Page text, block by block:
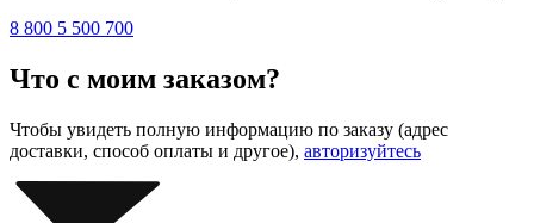
8 800 5 500 700
Что с моим заказом?
Чтобы увидеть полную информацию по заказу (адрес
доставки, способ оплаты и другое), авторизуйтесь